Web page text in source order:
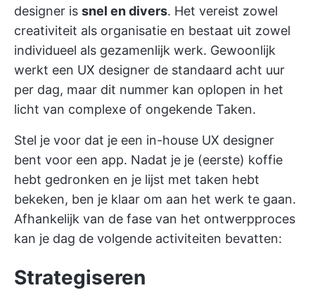
designer is snel en divers. Het vereist zowel
creativiteit als organisatie en bestaat uit zowel
individueel als gezamenlijk werk. Gewoonlijk
werkt een UX designer de standaard acht uur
per dag, maar dit nummer kan oplopen in het
licht van complexe of ongekende Taken.
Stel je voor dat je een in-house UX designer
bent voor een app. Nadat je je (eerste) koffie
hebt gedronken en je lijst met taken hebt
bekeken, ben je klaar om aan het werk te gaan.
Afhankelijk van de fase van het ontwerpproces
kan je dag de volgende activiteiten bevatten:
Strategiseren